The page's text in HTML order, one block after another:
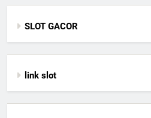
SLOT GACOR
link slot